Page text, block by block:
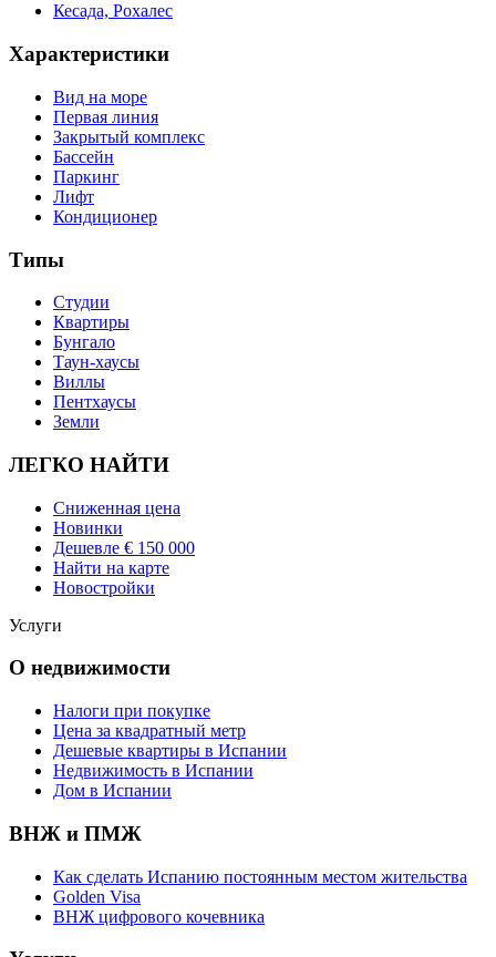
Кесада, Рохалес
Характеристики
Вид на море
Первая линия
Закрытый комплекс
Бассейн
Паркинг
Лифт
Кондиционер
Типы
Студии
Квартиры
Бунгало
Таун-хаусы
Виллы
Пентхаусы
Земли
ЛЕГКО НАЙТИ
Сниженная цена
Новинки
Дешевле € 150 000
Найти на карте
Новостройки
Услуги
О недвижимости
Налоги при покупке
Цена за квадратный метр
Дешевые квартиры в Испании
Hедвижимость в Испании
Дом в Испании
ВНЖ и ПМЖ
Как сделать Испанию постоянным местом жительства
Golden Visa
ВНЖ цифрового кочевника